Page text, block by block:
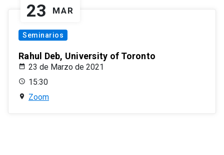
23 MAR
Seminarios
Rahul Deb, University of Toronto
23 de Marzo de 2021
15:30
Zoom